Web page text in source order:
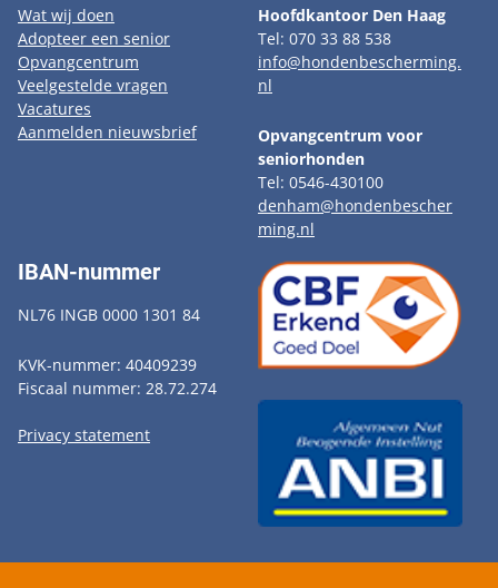
Wat wij doen
Adopteer een senior
Opvangcentrum
Veelgestelde vragen
Vacatures
Aanmelden nieuwsbrief
Hoofdkantoor Den Haag
Tel: 070 33 88 538
info@hondenbescherming.
nl
Opvangcentrum voor
seniorhonden
Tel: 0546-430100
denham@hondenbescher
ming.nl
IBAN-nummer
NL76 INGB 0000 1301 84
KVK-nummer: 40409239
Fiscaal nummer: 28.72.274
Privacy statement